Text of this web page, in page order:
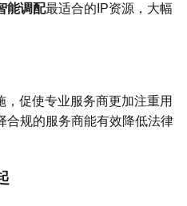
能调配最适合的IP资源，大幅
促使专业服务商更加注重用
合规的服务商能有效降低法律